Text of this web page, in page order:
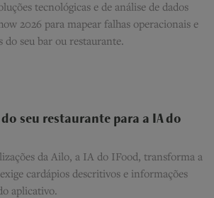
tecnológicas e de análise de dados
2026 para mapear falhas operacionais e
do seu bar ou restaurante.
seu restaurante para a IA do
da Ailo, a IA do IFood, transforma a
cardápios descritivos e informações
aplicativo.